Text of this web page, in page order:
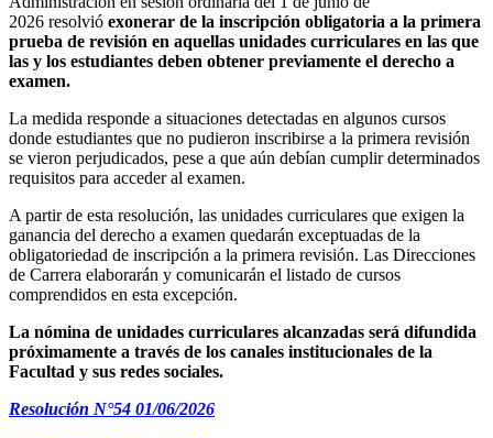
2026 resolvió exonerar de la inscripción obligatoria a la primera
prueba de revisión en aquellas unidades curriculares en las que
las y los estudiantes deben obtener previamente el derecho a
examen.
La medida responde a situaciones detectadas en algunos cursos
donde estudiantes que no pudieron inscribirse a la primera revisión
se vieron perjudicados, pese a que aún debían cumplir determinados
requisitos para acceder al examen.
A partir de esta resolución, las unidades curriculares que exigen la
ganancia del derecho a examen quedarán exceptuadas de la
obligatoriedad de inscripción a la primera revisión. Las Direcciones
de Carrera elaborarán y comunicarán el listado de cursos
comprendidos en esta excepción.
La nómina de unidades curriculares alcanzadas será difundida
próximamente a través de los canales institucionales de la
Facultad y sus redes sociales.
Resolución N°54 01/06/2026